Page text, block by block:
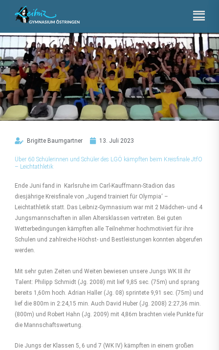
Brigitte Baumgartner 13. Juli 2023
Über 60 Schülerinnen und Schüler des LGÖ kämpften beim Kreisfinale JtfO
– Leichtathletik
Ende Juni fand in Karlsruhe im Carl-Kauffmann-Stadion das
diesjährige Kreisfinale von ‚Jugend trainiert für Olympia‘ –
Leichtathletik statt. Das Leibniz-Gymnasium war mit 2 Mädchen- und 4
Jungsmannschaften in allen Altersklassen vertreten. Bei guten
Wetterbedingungen kämpften alle Teilnehmer hochmotiviert für ihre
Schulen und zahlreiche Höchst- und Bestleistungen konnten abgerufen
werden.
Mit sehr guten Zeiten und Weiten bewiesen unsere Jungs WK III ihr
Talent: Philipp Schmidt (Jg. 2008) mit lief 9,85 sec. (75m) und sprang
bereits 1,60m hoch. Adrian Haller (Jg. 08) sprintete 9,91 sec. (75m) und
lief die 800m in 2:24,15 min. Auch David Huber (Jg. 2008) 2:27,36 min.
(800m) und Robert Hahn (Jg. 2009) mit 4,86m brachten viele Punkte für
die Mannschaftswertung.
Die Jungs der Klassen 5, 6 und 7 (WK IV) kämpften in einem großen